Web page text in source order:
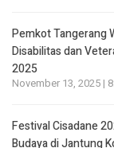
Pemkot Tangerang
Disabilitas dan
2025
November 13, 2025 |
Festival Cisadane
Budaya di Jantung